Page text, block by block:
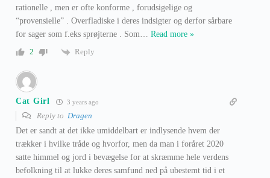
rationelle , men er ofte konforme , forudsigelige og
“provensielle” . Overfladiske i deres indsigter og derfor sårbare
for sager som f.eks sprøjterne . Som
Read more »
2
Reply
Cat Girl 3 years ago
Reply to Dragen
Det er sandt at det ikke umiddelbart er indlysende hvem der
trækker i hvilke tråde og hvorfor, men da man i foråret 2020
satte himmel og jord i bevægelse for at skræmme hele verdens
befolkning til at lukke deres samfund ned på ubestemt tid i et